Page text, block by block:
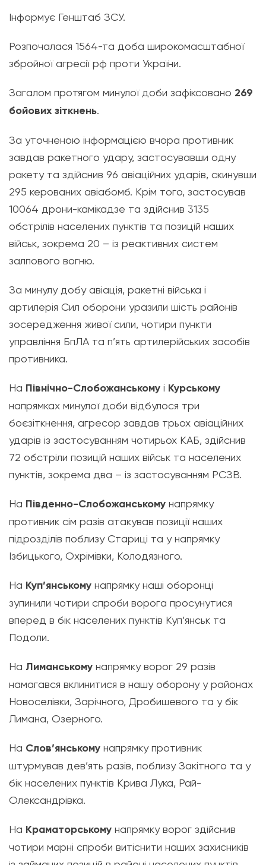
Інформує Генштаб ЗСУ.
Розпочалася 1564-та доба широкомасштабної
збройної агресії рф проти України.
Загалом протягом минулої доби зафіксовано 269
бойових зіткнень.
За уточненою інформацією вчора противник
завдав ракетного удару, застосувавши одну
ракету та здійснив 96 авіаційних ударів, скинувши
295 керованих авіабомб. Крім того, застосував
10064 дрони-камікадзе та здійснив 3135
обстрілів населених пунктів та позицій наших
військ, зокрема 20 – із реактивних систем
залпового вогню.
За минулу добу авіація, ракетні війська і
артилерія Сил оборони уразили шість районів
зосередження живої сили, чотири пункти
управління БпЛА та п’ять артилерійських засобів
противника.
На Північно-Слобожанському і Курському
напрямках минулої доби відбулося три
боєзіткнення, агресор завдав трьох авіаційних
ударів із застосуванням чотирьох КАБ, здійснив
72 обстріли позицій наших військ та населених
пунктів, зокрема два – із застосуванням РСЗВ.
На Південно-Слобожанському напрямку
противник сім разів атакував позиції наших
підрозділів поблизу Стариці та у напрямку
Ізбицького, Охрімівки, Колодязного.
На Куп’янському напрямку наші оборонці
зупинили чотири спроби ворога просунутися
вперед в бік населених пунктів Куп’янськ та
Подоли.
На Лиманському напрямку ворог 29 разів
намагався вклинитися в нашу оборону у районах
Новоселівки, Зарічного, Дробишевого та у бік
Лимана, Озерного.
На Слов’янському напрямку противник
штурмував дев’ять разів, поблизу Закітного та у
бік населених пунктів Крива Лука, Рай-
Олександрівка.
На Краматорському напрямку ворог здійснив
чотири марні спроби витіснити наших захисників